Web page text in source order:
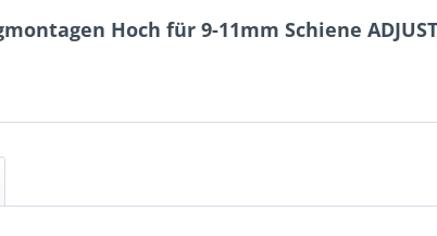
Hoch für 9-11mm Schiene